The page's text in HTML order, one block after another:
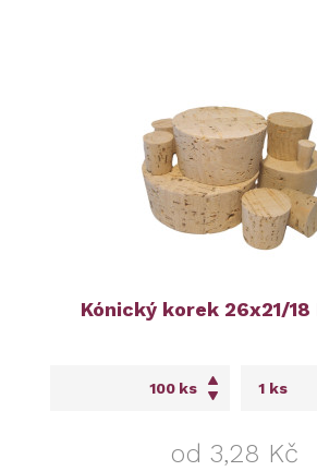
Kónický korek 26x21/18
ks
od 3,28 Kč